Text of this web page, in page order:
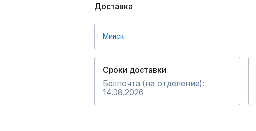
Доставка
Минск
Сроки доставки
Белпочта (на отделение):
14.08.2026